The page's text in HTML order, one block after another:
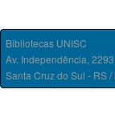
Bibliotecas UNISC
Av. Independência,
Santa Cruz do Sul - RS